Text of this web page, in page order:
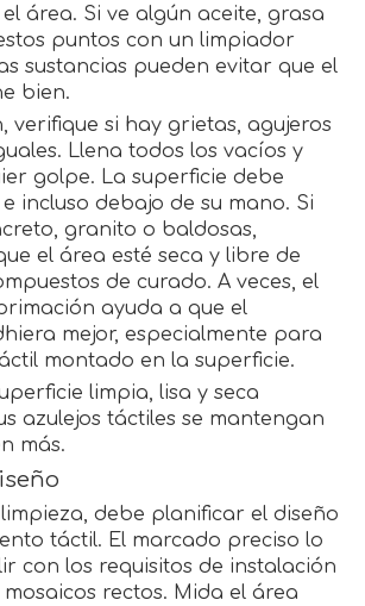
área. Si ve algún aceite, grasa
puntos con un limpiador
sustancias pueden evitar que el
bien.
verifique si hay grietas, agujeros
Llena todos los vacíos y
golpe. La superficie debe
incluso debajo de su mano. Si
granito o baldosas,
el área esté seca y libre de
de curado. A veces, el
ayuda a que el
mejor, especialmente para
montado en la superficie.
limpia, lisa y seca
azulejos táctiles se mantengan
más.
limpieza, debe planificar el diseño
táctil. El marcado preciso lo
con los requisitos de instalación
rectos. Mida el área